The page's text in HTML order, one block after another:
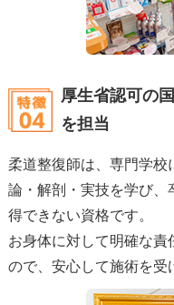
厚生省認可の
を担当
柔道整復師は、専門学校
論・解剖・実技を学び、
得できない資格です。
お身体に対して明確な責
ので、安心して施術を受